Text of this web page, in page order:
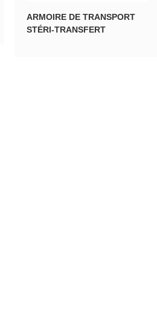
ARMOIRE DE TRANSPORT
STÉRI-TRANSFERT